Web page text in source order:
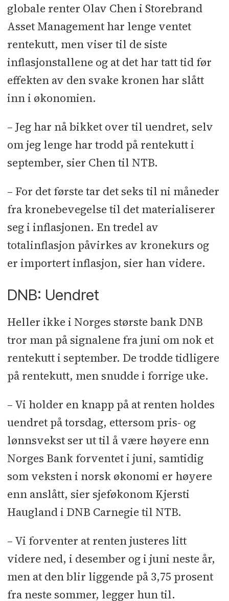
globale renter Olav Chen i Storebrand
Asset Management har lenge ventet
rentekutt, men viser til de siste
inflasjonstallene og at det har tatt tid før
effekten av den svake kronen har slått
inn i økonomien.
– Jeg har nå bikket over til uendret, selv
om jeg lenge har trodd på rentekutt i
september, sier Chen til NTB.
– For det første tar det seks til ni måneder
fra kronebevegelse til det materialiserer
seg i inflasjonen. En tredel av
totalinflasjon påvirkes av kronekurs og
er importert inflasjon, sier han videre.
DNB: Uendret
Heller ikke i Norges største bank DNB
tror man på signalene fra juni om nok et
rentekutt i september. De trodde tidligere
på rentekutt, men snudde i forrige uke.
– Vi holder en knapp på at renten holdes
uendret på torsdag, ettersom pris- og
lønnsvekst ser ut til å være høyere enn
Norges Bank forventet i juni, samtidig
som veksten i norsk økonomi er høyere
enn anslått, sier sjeføkonom Kjersti
Haugland i DNB Carnegie til NTB.
– Vi forventer at renten justeres litt
videre ned, i desember og i juni neste år,
men at den blir liggende på 3,75 prosent
fra neste sommer, legger hun til.